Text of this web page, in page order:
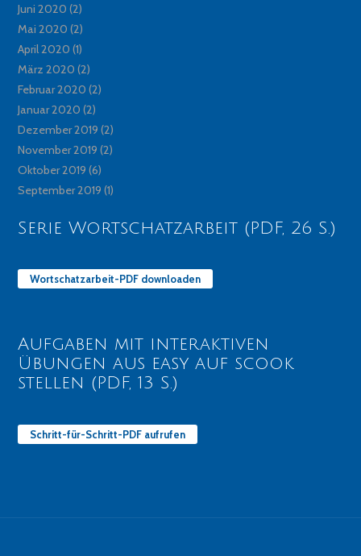
Juni 2020 (2)
Mai 2020 (2)
April 2020 (1)
März 2020 (2)
Februar 2020 (2)
Januar 2020 (2)
Dezember 2019 (2)
November 2019 (2)
Oktober 2019 (6)
September 2019 (1)
Serie Wortschatzarbeit (PDF, 26 S.)
Wortschatzarbeit-PDF downloaden
Aufgaben mit interaktiven
Übungen aus easy auf scook
stellen (PDF, 13 S.)
Schritt-für-Schritt-PDF aufrufen